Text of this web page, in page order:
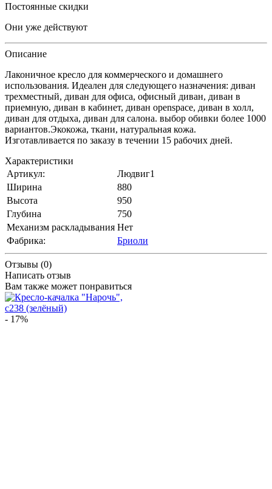
Постоянные скидки
Они уже действуют
Описание
Лаконичное кресло для коммерческого и домашнего
использования. Идеален для следующего назначения: диван
трехместный, диван для офиса, офисный диван, диван в
приемную, диван в кабинет, диван openspace, диван в холл,
диван для отдыха, диван для салона. выбор обивки более 1000
вариантов.Экокожа, ткани, натуральная кожа.
Изготавливается по заказу в течении 15 рабочих дней.
Характеристики
Артикул:
Людвиг1
Ширина
880
Высота
950
Глубина
750
Механизм раскладывания Нет
Фабрика:
Бриоли
Отзывы (0)
Написать отзыв
Вам также может понравиться
- 17%